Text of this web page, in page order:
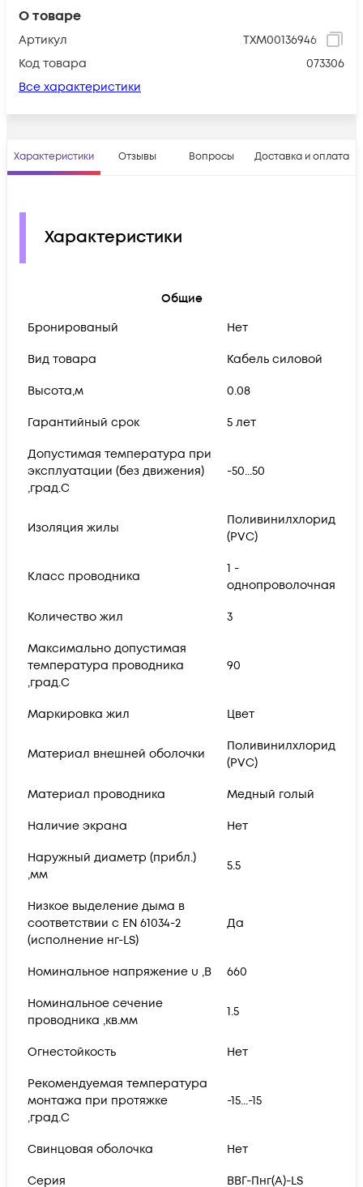
О товаре
Артикул
ТХМ00136946
Код товара
073306
Все характеристики
Характеристики Отзывы Вопросы Доставка и оплата
Характеристики
Общие
Бронированый
Нет
Вид товара Кабель силовой
Высота,м 0.08
Гарантийный срок 5 лет
Допустимая температура при
эксплуатации (без движения)
,град.C
-50...50
Изоляция жилы
Поливинилхлорид
(PVC)
Класс проводника
1 -
однопроволочная
Количество жил 3
Максимально допустимая
температура проводника
,град.C
90
Маркировка жил Цвет
Материал внешней оболочки
Поливинилхлорид
(PVC)
Материал проводника Медный голый
Наличие экрана Нет
Наружный диаметр (прибл.)
,мм
5.5
Низкое выделение дыма в
соответствии с EN 61034-2
(исполнение нг-LS)
Да
Номинальное напряжение u ,В 660
Номинальное сечение
проводника ,кв.мм
1.5
Огнестойкость Нет
Рекомендуемая температура
монтажа при протяжке
,град.C
-15...-15
Свинцовая оболочка Нет
Серия ВВГ-Пнг(А)-LS